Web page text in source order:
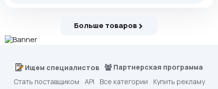
Больше товаров
Ищем специалистов
Партнерская программа
Стать поставщиком
API Все категории Купить рекламу